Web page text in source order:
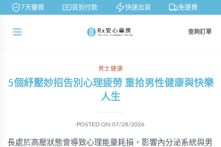
7天鑒賞 貨到付款 快速出貨 免運費
查詢訂單
男士健康
5個紓壓妙招告別心理疲勞 重拾男性健康與快樂
人生
POSTED ON 07/28/2026
長處於高壓狀態會導致心理能量耗損，影響內分泌系統與男